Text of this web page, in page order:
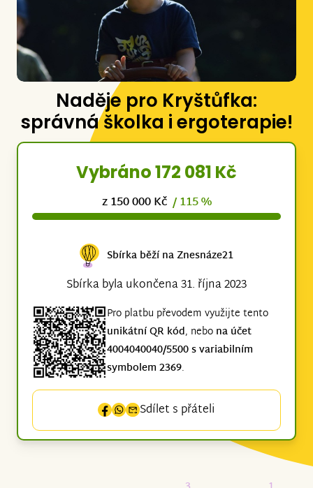
Naděje pro Kryštůfka:
správná školka i ergoterapie!
Vybráno 172 081 Kč
z 150 000 Kč / 115 %
Sbírka běží na Znesnáze21
Sbírka byla ukončena 31. října 2023
Pro platbu převodem využijte tento
unikátní QR kód, nebo na účet
4004040040/5500 s variabilním
symbolem 2369.
Sdílet s přáteli